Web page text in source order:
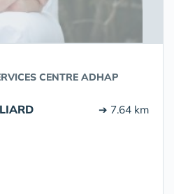
CENTRE ADHAP
➔ 7.64 km